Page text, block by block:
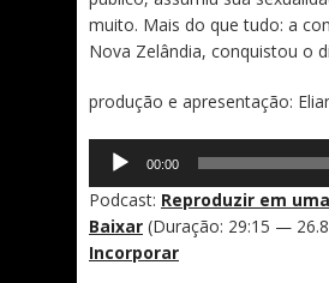
muito. Mais do que tudo: a
Nova Zelândia, conquistou o
produção e apresentação:
Tocador
áudio
00:00
Podcast: Reproduzir em
Baixar (Duração: 29:15 —
Incorporar